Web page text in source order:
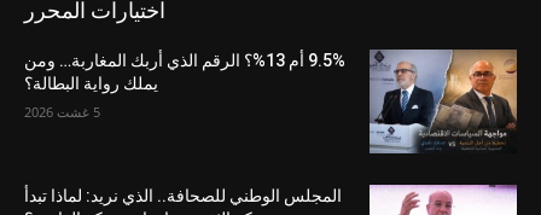
اختيارات المحرر
9.5% أم 13%؟ الرقم الذي أربك المغاربة… ومن
يملك رواية البطالة؟
5 غشت 2026
المجلس الوطني للصحافة.. الذي نريد: لماذا تبدأ